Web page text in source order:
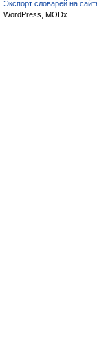
Экспорт словарей на
WordPress, MODx.